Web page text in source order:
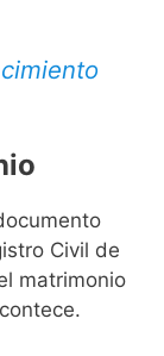
Civil de
matrimonio